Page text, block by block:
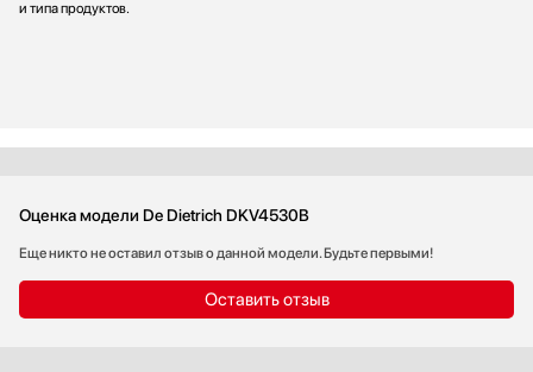
и типа продуктов.
Оценка модели De Dietrich DKV4530B
Еще никто не оставил отзыв о данной модели. Будьте первыми!
Оставить отзыв